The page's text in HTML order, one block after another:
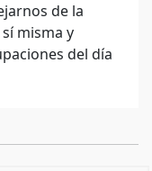
de la
misma y
del día